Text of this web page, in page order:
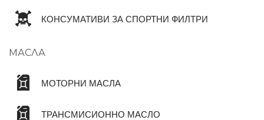
КОНСУМАТИВИ ЗА СПОРТНИ ФИЛТРИ
МАСЛА
МОТОРНИ МАСЛА
ТРАНСМИСИОННО МАСЛО